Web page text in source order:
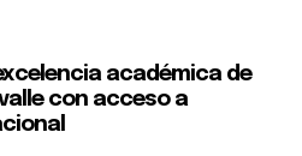
académica de
con acceso a